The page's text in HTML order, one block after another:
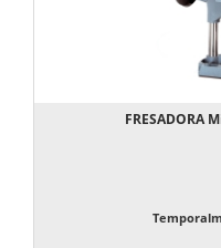
FRESADORA